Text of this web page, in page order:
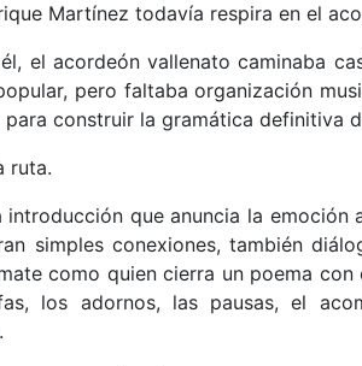
Martínez todavía respira en el
el acordeón vallenato caminaba
pero faltaba organización
para construir la gramática definitiva
ruta.
introducción que anuncia la emoción
simples conexiones, también
como quien cierra un poema
los adornos, las pausas, el